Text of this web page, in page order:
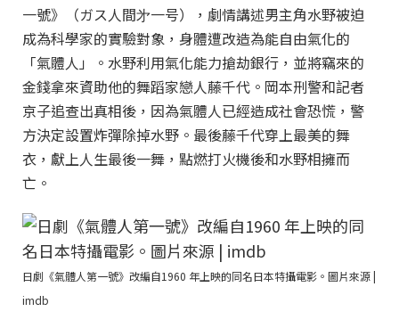
一號》（ガス人間㐧一号），劇情講述男主角水野被迫
成為科學家的實驗對象，身體遭改造為能自由氣化的
「氣體人」。水野利用氣化能力搶劫銀行，並將竊來的
金錢拿來資助他的舞蹈家戀人藤千代。岡本刑警和記者
京子追查出真相後，因為氣體人已經造成社會恐慌，警
方決定設置炸彈除掉水野。最後藤千代穿上最美的舞
衣，獻上人生最後一舞，點燃打火機後和水野相擁而
亡。
日劇《氣體人第一號》改編自1960 年上映的同名日本特攝電影。圖片來源 |
imdb